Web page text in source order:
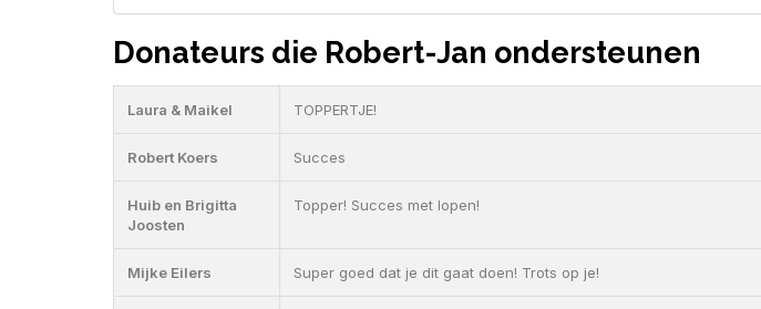
Donateurs die Robert-Jan ondersteunen
Laura & Maikel TOPPERTJE!
Robert Koers Succes
Huib en Brigitta
Joosten
Topper! Succes met lopen!
Mijke Eilers Super goed dat je dit gaat doen! Trots op je!